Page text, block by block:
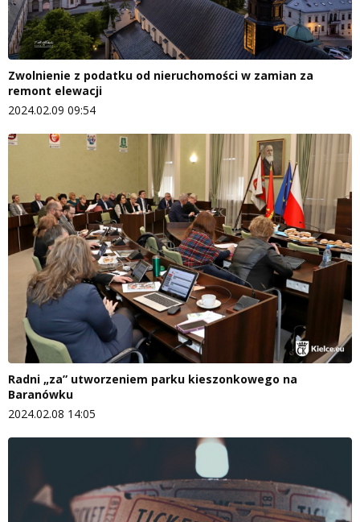
Zwolnienie z podatku od nieruchomości w zamian za
remont elewacji
2024.02.09 09:54
Radni „za” utworzeniem parku kieszonkowego na
Baranówku
2024.02.08 14:05